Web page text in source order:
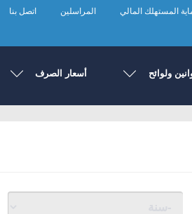
المستهلك المالي المراسلين اتصل بنا
ولوائح أسعار الصرف